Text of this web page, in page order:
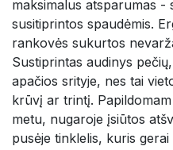
maksimalus atsparumas -
susitiprintos spaudėmis.
rankovės sukurtos
Sustiprintas audinys
apačios srityje, nes tai
krūvį ar trintį.
metu, nugaroje įsiūtos
pusėje tinklelis, kuris